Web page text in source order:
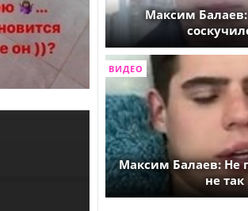
Максим
ВИДЕО
Максим Балаев: Не
не так